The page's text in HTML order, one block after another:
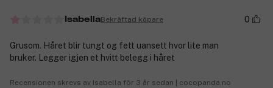
IsabellaBekräftad köpare 0
Grusom. Håret blir tungt og fett uansett hvor lite man
bruker. Legger igjen et hvitt belegg i håret
Recensionen skrevs av Isabella för 3 år sedan | cocopanda.no